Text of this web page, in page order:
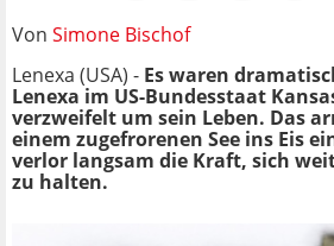
Von Simone Bischof
Lenexa (USA) - Es waren
Lenexa im US-Bundesstaat
verzweifelt um sein Leben. Das
einem zugefrorenen See ins Eis
verlor langsam die Kraft, sich
zu halten.